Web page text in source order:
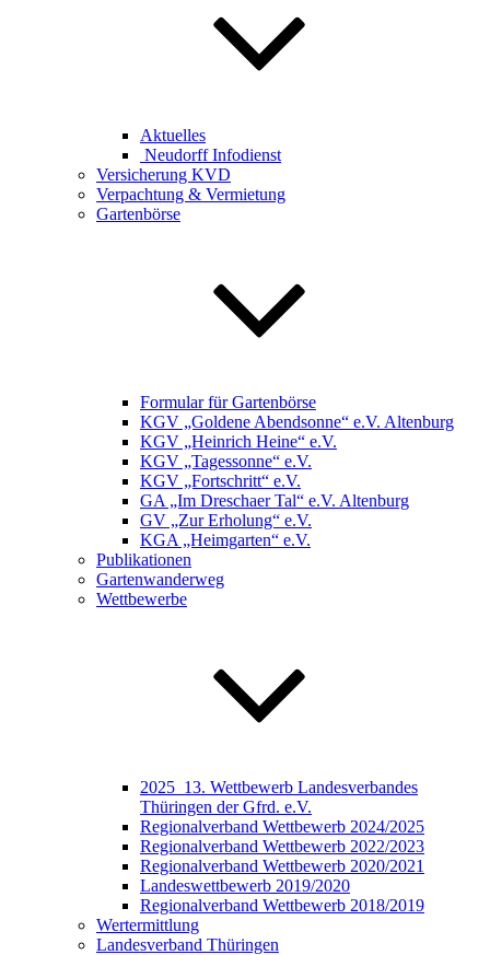
Aktuelles
Neudorff Infodienst
Versicherung KVD
Verpachtung & Vermietung
Gartenbörse
Formular für Gartenbörse
KGV „Goldene Abendsonne“ e.V. Altenburg
KGV „Heinrich Heine“ e.V.
KGV „Tagessonne“ e.V.
KGV „Fortschritt“ e.V.
GA „Im Dreschaer Tal“ e.V. Altenburg
GV „Zur Erholung“ e.V.
KGA „Heimgarten“ e.V.
Publikationen
Gartenwanderweg
Wettbewerbe
2025_13. Wettbewerb Landesverbandes
Thüringen der Gfrd. e.V.
Regionalverband Wettbewerb 2024/2025
Regionalverband Wettbewerb 2022/2023
Regionalverband Wettbewerb 2020/2021
Landeswettbewerb 2019/2020
Regionalverband Wettbewerb 2018/2019
Wertermittlung
Landesverband Thüringen